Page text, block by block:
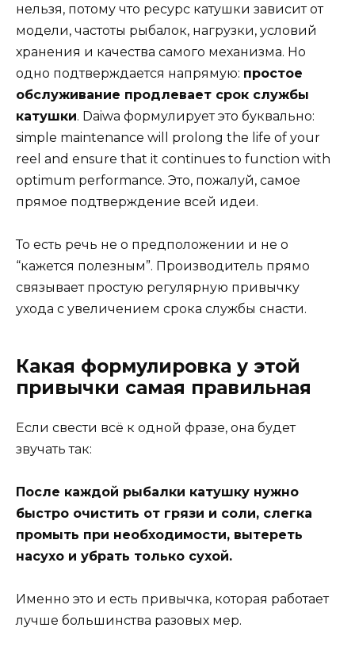
нельзя, потому что ресурс катушки зависит от
модели, частоты рыбалок, нагрузки, условий
хранения и качества самого механизма. Но
одно подтверждается напрямую: простое
обслуживание продлевает срок службы
катушки. Daiwa формулирует это буквально:
simple maintenance will prolong the life of your
reel and ensure that it continues to function with
optimum performance. Это, пожалуй, самое
прямое подтверждение всей идеи.
То есть речь не о предположении и не о
“кажется полезным”. Производитель прямо
связывает простую регулярную привычку
ухода с увеличением срока службы снасти.
Какая формулировка у этой
привычки самая правильная
Если свести всё к одной фразе, она будет
звучать так:
После каждой рыбалки катушку нужно
быстро очистить от грязи и соли, слегка
промыть при необходимости, вытереть
насухо и убрать только сухой.
Именно это и есть привычка, которая работает
лучше большинства разовых мер.